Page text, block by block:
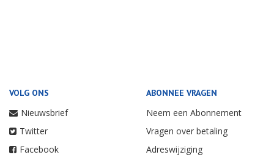
VOLG ONS
Nieuwsbrief
Twitter
Facebook
ABONNEE VRAGEN
Neem een Abonnement
Vragen over betaling
Adreswijziging